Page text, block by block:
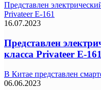
Представлен
Privateer E-161
16.07.2023
Представлен
класса Privateer E-161
В Китае представлен
06.06.2023